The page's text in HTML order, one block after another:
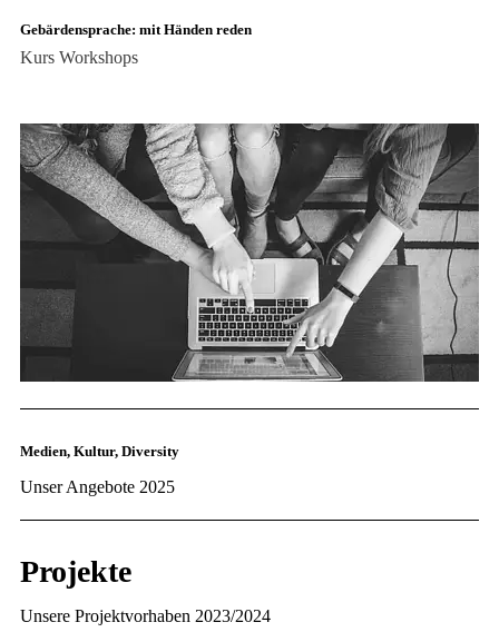
Gebärdensprache: mit Händen reden
Kurs Workshops
Medien, Kultur, Diversity
Unser Angebote 2025
Projekte
Unsere Projektvorhaben 2023/2024